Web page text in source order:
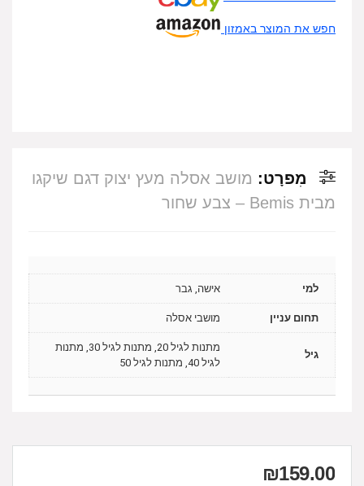
חפש את המוצר באמזון
מִפרָט: מושב אסלה מעץ יצוק דגם שיקגו
מבית Bemis – צבע שחור
למי אישה, גבר
תחום עניין מושבי אסלה
גיל
מתנות לגיל 20, מתנות לגיל 30, מתנות
לגיל 40, מתנות לגיל 50
₪159.00